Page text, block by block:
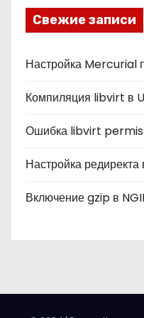
к
и
Свежие записи
Настройка Mercurial
Компиляция libvirt в
Ошибка libvirt
Настройка редиректа
Включение gzip в